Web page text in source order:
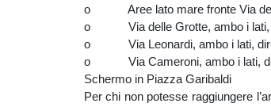
o Aree lato mare fronte Via dei
o Via delle Grotte, ambo i lati,
o Via Leonardi, ambo i lati,
o Via Cameroni, ambo i lati,
Schermo in Piazza Garibaldi
Per chi non potesse raggiungere